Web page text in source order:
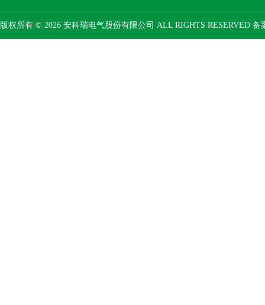
版权所有 © 2026 安科瑞电气股份有限公司 ALL RIGHTS RESERVED 备